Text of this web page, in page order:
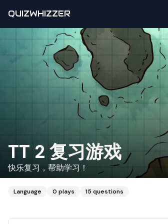
QUIZWHIZZER
TT 2 复习游戏
快乐复习，帮助学习！
Language 0 plays 15 questions